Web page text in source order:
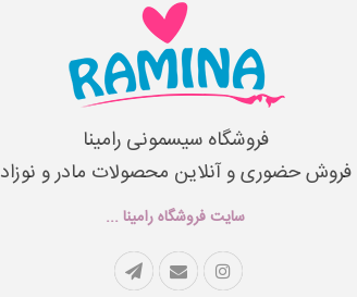
فروشگاه سیسمونی رامینا
فروش حضوری و آنلاین محصولات مادر و نوزاد
سایت فروشگاه رامینا ...